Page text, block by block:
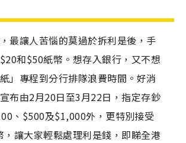
最讓人苦惱的莫過於拆利是後，手
和$50紙幣。想存入銀行，又不想
」專程到分行排隊浪費時間。好消
布由2月20日至3月22日，指定存鈔
、$500及$1,000外，更特別接受
讓大家輕鬆處理利是錢，即睇全港